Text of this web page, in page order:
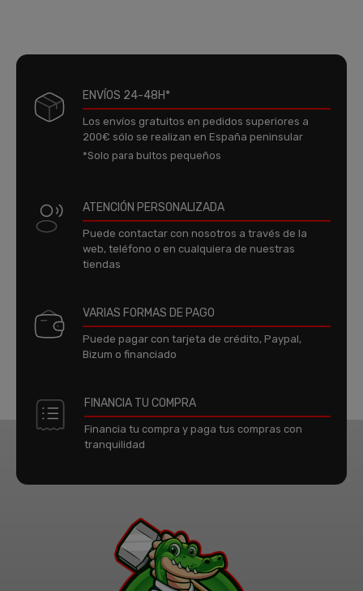
ENVÍOS 24-48H*
Los envíos gratuitos en pedidos superiores a
200€ sólo se realizan en España peninsular
*Solo para bultos pequeños
ATENCIÓN PERSONALIZADA
Puede contactar con nosotros a través de la
web, teléfono o en cualquiera de nuestras
tiendas
VARIAS FORMAS DE PAGO
Puede pagar con tarjeta de crédito, Paypal,
Bizum o financiado
FINANCIA TU COMPRA
Financia tu compra y paga tus compras con
tranquilidad